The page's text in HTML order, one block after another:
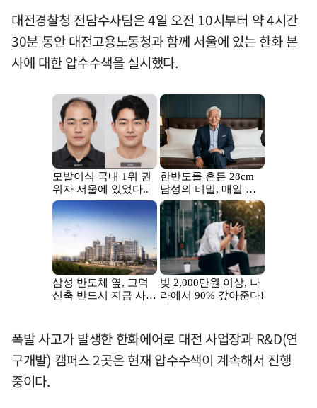
대전경찰청 전담수사팀은 4일 오전 10시부터 약 4시간
30분 동안 대전고용노동청과 함께 서울에 있는 한화 본
사에 대한 압수수색을 실시했다.
폭발 사고가 발생한 한화에어로 대전 사업장과 R&D(연
구개발) 캠퍼스 2곳은 현재 압수수색이 계속해서 진행
중이다.